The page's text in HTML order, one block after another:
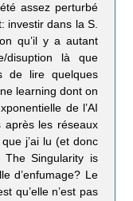
assez perturbé
investir dans la S.
qu’il y a autant
disuption là que
de lire quelques
learning dont on
de l’AI
les réseaux
j’ai lu (et donc
Singularity is
d’enfumage? Le
qu’elle n’est pas